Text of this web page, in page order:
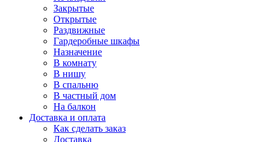
Закрытые
Открытые
Раздвижные
Гардеробные шкафы
Назначение
В комнату
В нишу
В спальню
В частный дом
На балкон
Доставка и оплата
Как сделать заказ
Доставка